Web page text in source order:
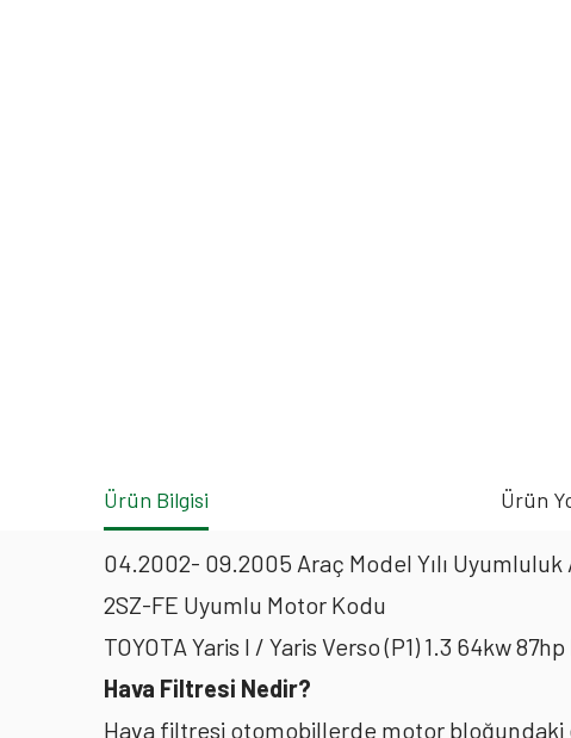
Ürün Bilgisi Ürün
04.2002- 09.2005 Araç Model Yılı Uyumluluk
2SZ-FE Uyumlu Motor Kodu
TOYOTA Yaris I / Yaris Verso (P1) 1.3 64kw
Hava Filtresi Nedir?
Hava filtresi otomobillerde motor bloğundaki